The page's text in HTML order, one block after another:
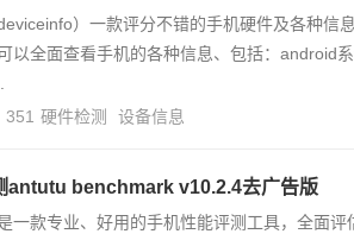
）一款评分不错的手机硬件及各种信
以全面查看手机的各种信息、包括：android
351 硬件检测 设备信息
antutu benchmark v10.2.4去广告版
一款专业、好用的手机性能评测工具，全面评